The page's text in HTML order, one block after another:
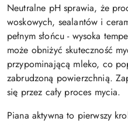
Neutralne pH sprawia, że
woskowych, sealantów i
pełnym słońcu - wysoka
może obniżyć skuteczność
przypominającą mleko, co
zabrudzoną powierzchnią.
się przez cały proces mycia.
Piana aktywna to pierwszy